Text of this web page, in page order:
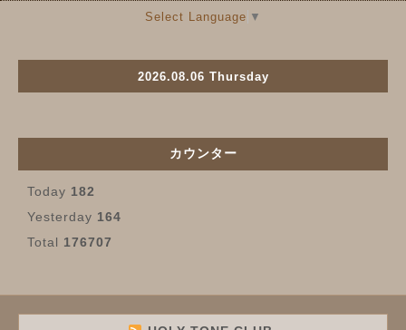
Select Language ▼
2026.08.06 Thursday
カウンター
Today 182
Yesterday 164
Total 176707